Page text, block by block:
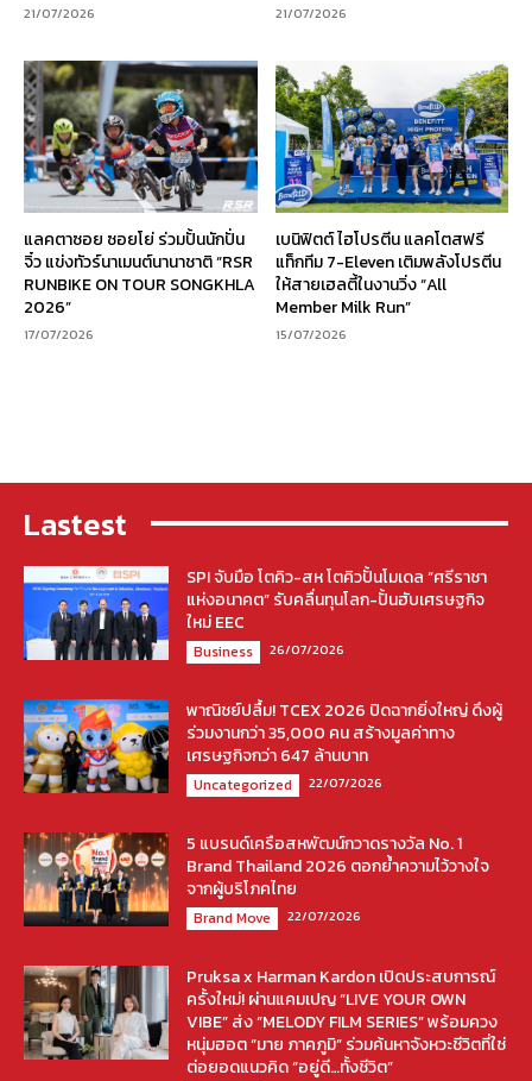
21/07/2026 21/07/2026
แลคตาซอย ซอยโย่ ร่วมปั้นนักปั่น
จิ๋ว แข่งทัวร์นาเมนต์นานาชาติ “RSR
RUNBIKE ON TOUR SONGKHLA
2026”
17/07/2026
เบนิฟิตต์ ไฮโปรตีน แลคโตสฟรี
แท็กทีม 7-Eleven เติมพลังโปรตีน
ให้สายเฮลตี้ในงานวิ่ง “All
Member Milk Run”
15/07/2026
Lastest
SPI จับมือ โตคิว-สห โตคิวปั้นโมเดล “ศรีราชา
แห่งอนาคต” รับคลื่นทุนโลก-ปั้นฮับเศรษฐกิจ
ใหม่ EEC
Business 26/07/2026
พาณิชย์ปลื้ม! TCEX 2026 ปิดฉากยิ่งใหญ่ ดึงผู้
ร่วมงานกว่า 35,000 คน สร้างมูลค่าทาง
เศรษฐกิจกว่า 647 ล้านบาท
Uncategorized 22/07/2026
5 แบรนด์เครือสหพัฒน์กวาดรางวัล No. 1
Brand Thailand 2026 ตอกย้ำความไว้วางใจ
จากผู้บริโภคไทย
Brand Move 22/07/2026
Pruksa x Harman Kardon เปิดประสบการณ์
ครั้งใหม่! ผ่านแคมเปญ “LIVE YOUR OWN
VIBE” ส่ง “MELODY FILM SERIES” พร้อมควง
หนุ่มฮอต “มาย ภาคภูมิ” ร่วมค้นหาจังหวะชีวิตที่ใช่
ต่อยอดแนวคิด “อยู่ดี…ทั้งชีวิต”